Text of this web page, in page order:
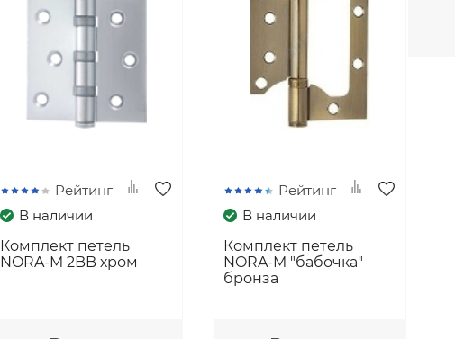
Рейтинг
В наличии
Комплект петель
NORA-M 2BB хром
Рейтинг
В наличии
Комплект петель
NORA-M "бабочка"
бронза